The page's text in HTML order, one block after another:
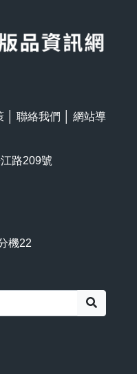
聯絡我們
網站導
路209號
機22